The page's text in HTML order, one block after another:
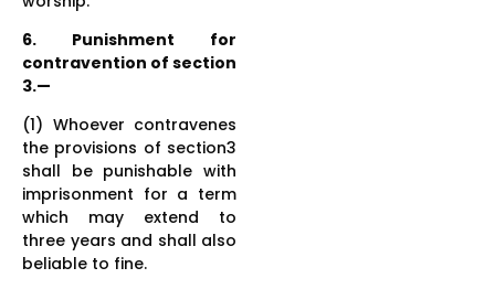
6. Punishment for
contravention of section
3.—
(1) Whoever contravenes
the provisions of section3
shall be punishable with
imprisonment for a term
which may extend to
three years and shall also
beliable to fine.